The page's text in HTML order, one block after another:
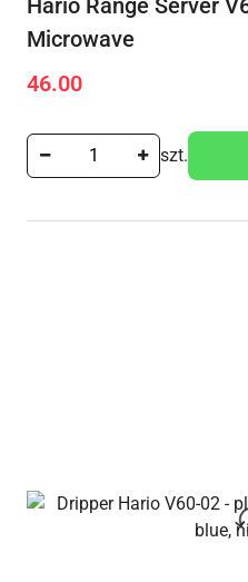
Hario Range Server
Microwave
Cena:
46.00
szt.